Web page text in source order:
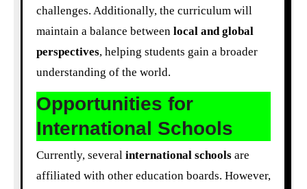
challenges. Additionally, the curriculum will
maintain a balance between local and global
perspectives, helping students gain a broader
understanding of the world.
Opportunities for
International Schools
Currently, several international schoolsare
affiliated with other education boards. However,